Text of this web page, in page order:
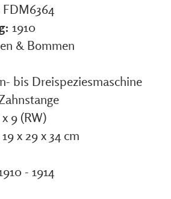
FDM6364
1910
& Bommen
bis Dreispeziesmaschine
9 (RW)
19 x 29 x 34 cm
- 1914